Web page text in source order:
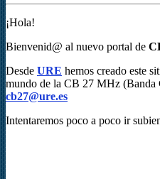
¡Hola!
Bienvenid@ al nuevo portal de
Desde URE hemos creado este
mundo de la CB 27 MHz (Banda
cb27@ure.es
Intentaremos poco a poco ir